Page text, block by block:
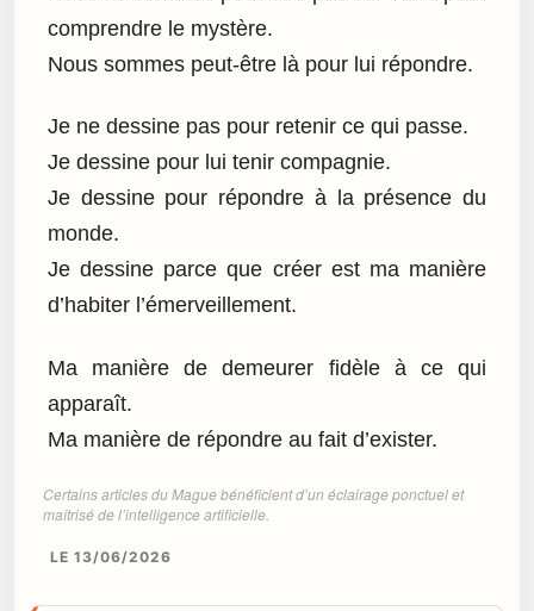
comprendre le mystère.
Nous sommes peut-être là pour lui répondre.
Je ne dessine pas pour retenir ce qui passe.
Je dessine pour lui tenir compagnie.
Je dessine pour répondre à la présence du
monde.
Je dessine parce que créer est ma manière
d’habiter l’émerveillement.
Ma manière de demeurer fidèle à ce qui
apparaît.
Ma manière de répondre au fait d’exister.
Certains articles du Mague bénéficient d’un éclairage ponctuel et
maîtrisé de l’intelligence artificielle.
LE 13/06/2026